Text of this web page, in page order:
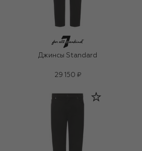
Джинсы Standard
29 150 ₽